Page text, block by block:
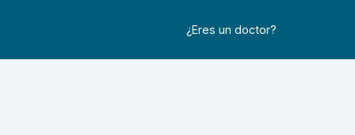
¿Eres un doctor?